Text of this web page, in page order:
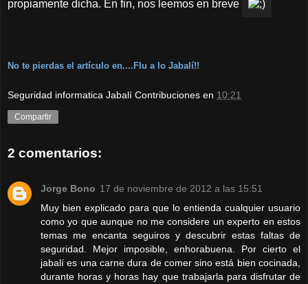
propiamente dicha. En fin, nos leemos en breve
No te pierdas el artículo en....Flu a lo Jabalí!!
Seguridad informatica Jabalí Contribuciones en 10:21
Compartir
2 comentarios:
Jorge Bono 17 de noviembre de 2012 a las 15:51
Muy bien explicado para que lo entienda cualquier usuario
como yo que aunque no me considere un experto en estos
temas me encanta seguiros y descubrir estas faltas de
seguridad. Mejor imposible, enhorabuena. Por cierto el
jabalí es una carne dura de comer sino está bien cocinada,
durante horas y horas hay que trabajarla para disfrutar de